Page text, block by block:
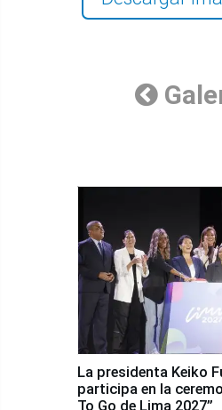
La presidenta Keiko
participa en la
To Go de Lima 2027”